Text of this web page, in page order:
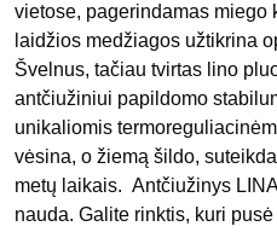
vietose, pagerindamas miego
laidžios medžiagos užtikrina
Švelnus, tačiau tvirtas lino
antčiužiniui papildomo
unikaliomis
vėsina, o žiemą šildo,
metų laikais. Antčiužinys
nauda. Galite rinktis, kuri